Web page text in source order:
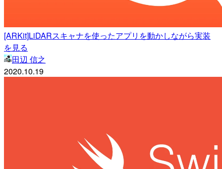
[ARKit]LiDARスキャナを使ったアプリを動かしながら実装
を見る
田辺 信之
2020.10.19